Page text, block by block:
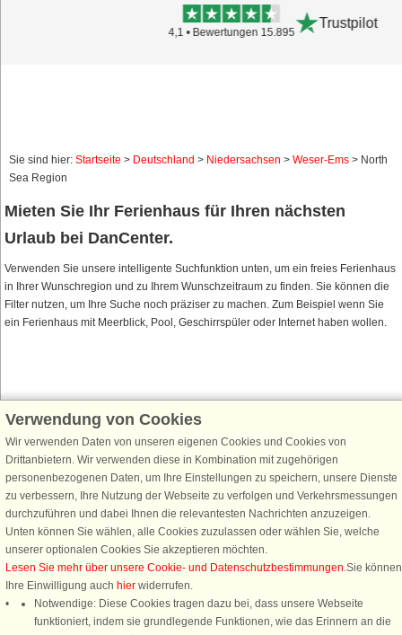
4,1 • Bewertungen 15.895
Trustpilot
Sie sind hier: Startseite > Deutschland > Niedersachsen > Weser-Ems > North
Sea Region
Mieten Sie Ihr Ferienhaus für Ihren nächsten
Urlaub bei DanCenter.
Verwenden Sie unsere intelligente Suchfunktion unten, um ein freies Ferienhaus
in Ihrer Wunschregion und zu Ihrem Wunschzeitraum zu finden. Sie können die
Filter nutzen, um Ihre Suche noch präziser zu machen. Zum Beispiel wenn Sie
ein Ferienhaus mit Meerblick, Pool, Geschirrspüler oder Internet haben wollen.
Schließen Sie sich 100.000 Ferienhaus-Fans an
Erhalten Sie einenWillkommensgutschein von 25 € für Ihren nächsten
Ferienhausurlaub - melden Sie sich einfach für den DanCenter Newsletter
an. Verpassen Sie nie wieder exklusive Angebote, Gewinnspiele und
Urlaubstipps!
Newsletter abonnieren
Verwendung von Cookies
Wir verwenden Daten von unseren eigenen Cookies und Cookies von
Drittanbietern. Wir verwenden diese in Kombination mit zugehörigen
personenbezogenen Daten, um Ihre Einstellungen zu speichern, unsere Dienste
zu verbessern, Ihre Nutzung der Webseite zu verfolgen und Verkehrsmessungen
durchzuführen und dabei Ihnen die relevantesten Nachrichten anzuzeigen.
Unten können Sie wählen, alle Cookies zuzulassen oder wählen Sie, welche
unserer optionalen Cookies Sie akzeptieren möchten.
Lesen Sie mehr über unsere Cookie- und Datenschutzbestimmungen .Sie können
Ihre Einwilligung auch hier widerrufen.
Notwendige: Diese Cookies tragen dazu bei, dass unsere Webseite
funktioniert, indem sie grundlegende Funktionen, wie das Erinnern an die